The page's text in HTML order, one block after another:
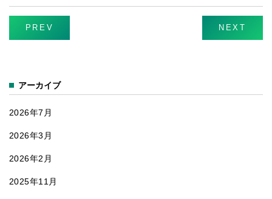
立ベッド
「床にポ
PREV NEXT
アーカイブ
2026年7月
2026年3月
2026年2月
2025年11月